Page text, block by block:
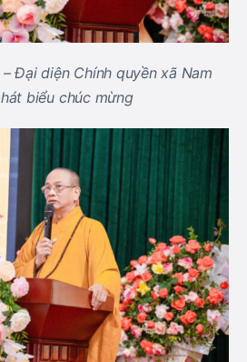
Đại diện Chính quyền xã Nam
biểu chúc mừng